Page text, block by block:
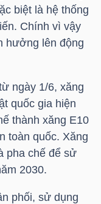
biệt là hệ thống
Chính vì vậy
hưởng lên động
ngày 1/6, xăng
quốc gia hiện
thành xăng E10
toàn quốc. Xăng
pha chế để sử
2030.
phối, sử dụng